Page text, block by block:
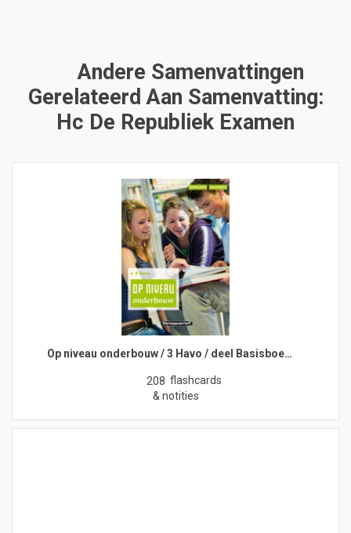
Andere Samenvattingen
Gerelateerd Aan Samenvatting:
Hc De Republiek Examen
Op niveau onderbouw / 3 Havo / deel Basisboe…
208 flashcards
& notities